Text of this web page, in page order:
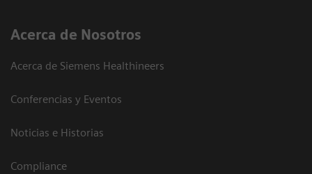
Acerca de Nosotros
Acerca de Siemens Healthineers
Conferencias y Eventos
Noticias e Historias
Compliance